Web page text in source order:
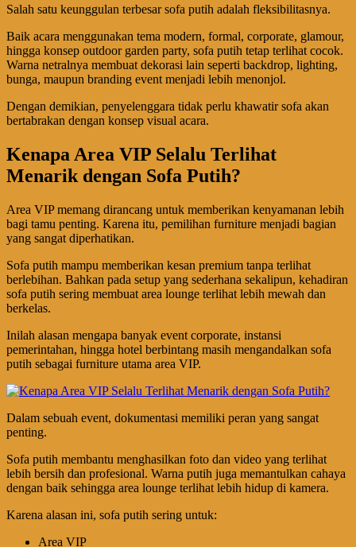
Salah satu keunggulan terbesar sofa putih adalah fleksibilitasnya.
Baik acara menggunakan tema modern, formal, corporate, glamour,
hingga konsep outdoor garden party, sofa putih tetap terlihat cocok.
Warna netralnya membuat dekorasi lain seperti backdrop, lighting,
bunga, maupun branding event menjadi lebih menonjol.
Dengan demikian, penyelenggara tidak perlu khawatir sofa akan
bertabrakan dengan konsep visual acara.
Kenapa Area VIP Selalu Terlihat
Menarik dengan Sofa Putih?
Area VIP memang dirancang untuk memberikan kenyamanan lebih
bagi tamu penting. Karena itu, pemilihan furniture menjadi bagian
yang sangat diperhatikan.
Sofa putih mampu memberikan kesan premium tanpa terlihat
berlebihan. Bahkan pada setup yang sederhana sekalipun, kehadiran
sofa putih sering membuat area lounge terlihat lebih mewah dan
berkelas.
Inilah alasan mengapa banyak event corporate, instansi
pemerintahan, hingga hotel berbintang masih mengandalkan sofa
putih sebagai furniture utama area VIP.
Dalam sebuah event, dokumentasi memiliki peran yang sangat
penting.
Sofa putih membantu menghasilkan foto dan video yang terlihat
lebih bersih dan profesional. Warna putih juga memantulkan cahaya
dengan baik sehingga area lounge terlihat lebih hidup di kamera.
Karena alasan ini, sofa putih sering untuk:
Area VIP